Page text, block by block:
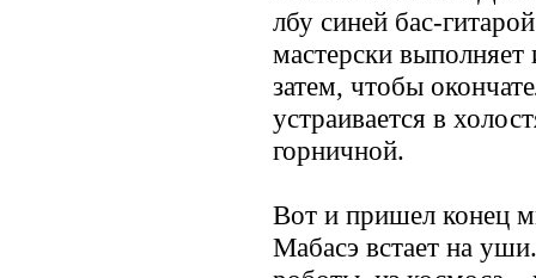
лбу синей бас-
мастерски выполняет
затем, чтобы
устраивается в
горничной.
Вот и пришел конец
Мабасэ встает на